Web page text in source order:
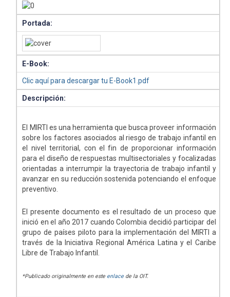
Portada:
E-Book:
Clic aquí para descargar tu E-Book1.pdf
Descripción:
El MIRTI es una herramienta que busca proveer información
sobre los factores asociados al riesgo de trabajo infantil en
el nivel territorial, con el fin de proporcionar información
para el diseño de respuestas multisectoriales y focalizadas
orientadas a interrumpir la trayectoria de trabajo infantil y
avanzar en su reducción sostenida potenciando el enfoque
preventivo.
El presente documento es el resultado de un proceso que
inició en el año 2017 cuando Colombia decidió participar del
grupo de países piloto para la implementación del MIRTI a
través de la Iniciativa Regional América Latina y el Caribe
Libre de Trabajo Infantil.
*Publicado originalmente en este enlace de la OIT.